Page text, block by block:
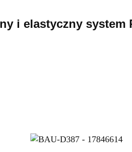
i elastyczny system